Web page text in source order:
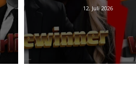
12. Juli 2026